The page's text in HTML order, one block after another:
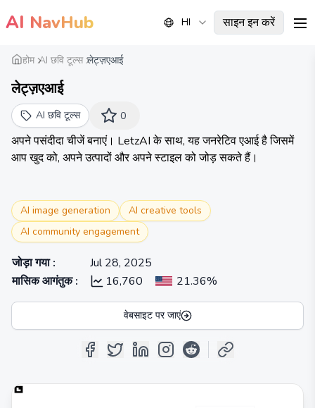
AI NavHub HI साइन इन करें
होम AI छवि टूल्स लेट्ज़एआई
लेट्ज़एआई
AI छवि टूल्स 0
अपने पसंदीदा चीजें बनाएं। LetzAI के साथ, यह जनरेटिव एआई है जिसमें
आप खुद को, अपने उत्पादों और अपने स्टाइल को जोड़ सकते हैं।
AI image generation
AI creative tools
AI community engagement
जोड़ा गया:
Jul 28, 2025
मासिक आगंतुक: 16,760 21.36%
वेबसाइट पर जाएं